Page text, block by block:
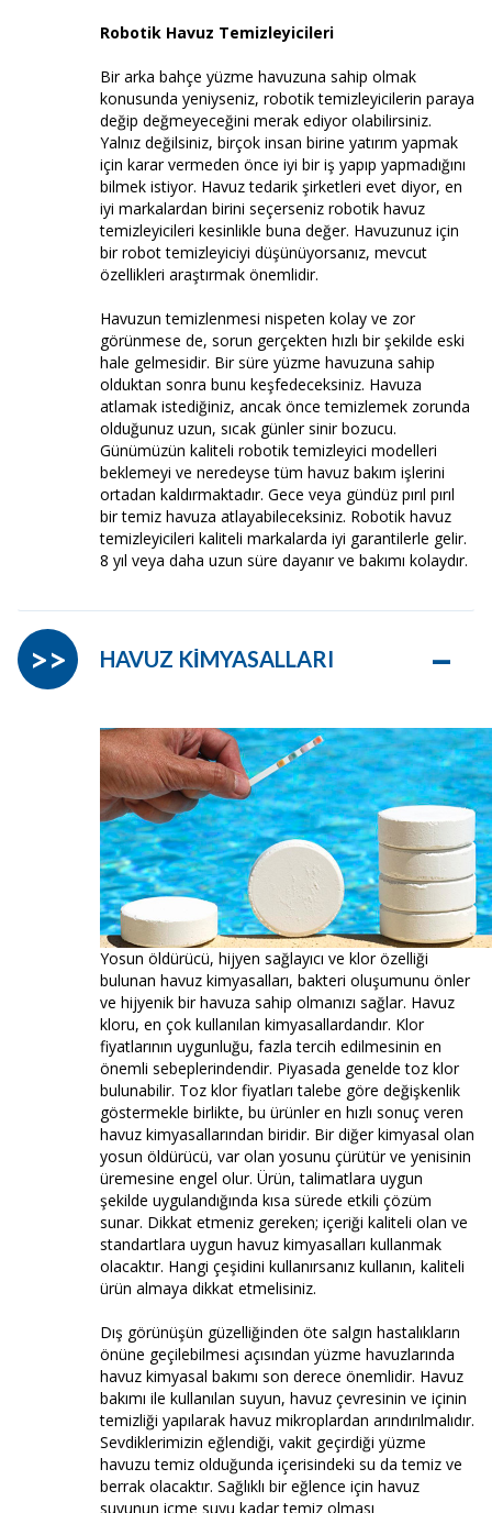
Robotik Havuz Temizleyicileri
Bir arka bahçe yüzme havuzuna sahip olmak
konusunda yeniyseniz, robotik temizleyicilerin paraya
değip değmeyeceğini merak ediyor olabilirsiniz.
Yalnız değilsiniz, birçok insan birine yatırım yapmak
için karar vermeden önce iyi bir iş yapıp yapmadığını
bilmek istiyor. Havuz tedarik şirketleri evet diyor, en
iyi markalardan birini seçerseniz robotik havuz
temizleyicileri kesinlikle buna değer. Havuzunuz için
bir robot temizleyiciyi düşünüyorsanız, mevcut
özellikleri araştırmak önemlidir.
Havuzun temizlenmesi nispeten kolay ve zor
görünmese de, sorun gerçekten hızlı bir şekilde eski
hale gelmesidir. Bir süre yüzme havuzuna sahip
olduktan sonra bunu keşfedeceksiniz. Havuza
atlamak istediğiniz, ancak önce temizlemek zorunda
olduğunuz uzun, sıcak günler sinir bozucu.
Günümüzün kaliteli robotik temizleyici modelleri
beklemeyi ve neredeyse tüm havuz bakım işlerini
ortadan kaldırmaktadır. Gece veya gündüz pırıl pırıl
bir temiz havuza atlayabileceksiniz. Robotik havuz
temizleyicileri kaliteli markalarda iyi garantilerle gelir.
8 yıl veya daha uzun süre dayanır ve bakımı kolaydır.
HAVUZ KİMYASALLARI –
>>
Yosun öldürücü, hijyen sağlayıcı ve klor özelliği
bulunan havuz kimyasalları, bakteri oluşumunu önler
ve hijyenik bir havuza sahip olmanızı sağlar. Havuz
kloru, en çok kullanılan kimyasallardandır. Klor
fiyatlarının uygunluğu, fazla tercih edilmesinin en
önemli sebeplerindendir. Piyasada genelde toz klor
bulunabilir. Toz klor fiyatları talebe göre değişkenlik
göstermekle birlikte, bu ürünler en hızlı sonuç veren
havuz kimyasallarından biridir. Bir diğer kimyasal olan
yosun öldürücü, var olan yosunu çürütür ve yenisinin
üremesine engel olur. Ürün, talimatlara uygun
şekilde uygulandığında kısa sürede etkili çözüm
sunar. Dikkat etmeniz gereken; içeriği kaliteli olan ve
standartlara uygun havuz kimyasalları kullanmak
olacaktır. Hangi çeşidini kullanırsanız kullanın, kaliteli
ürün almaya dikkat etmelisiniz.
Dış görünüşün güzelliğinden öte salgın hastalıkların
önüne geçilebilmesi açısından yüzme havuzlarında
havuz kimyasal bakımı son derece önemlidir. Havuz
bakımı ile kullanılan suyun, havuz çevresinin ve içinin
temizliği yapılarak havuz mikroplardan arındırılmalıdır.
Sevdiklerimizin eğlendiği, vakit geçirdiği yüzme
havuzu temiz olduğunda içerisindeki su da temiz ve
berrak olacaktır. Sağlıklı bir eğlence için havuz
suyunun içme suyu kadar temiz olması